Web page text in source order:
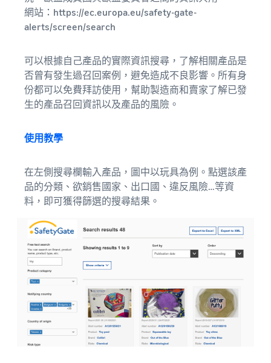
網站：https://ec.europa.eu/safety-gate-
alerts/screen/search
可以根據自己產品的實際資訊搜尋，了解相關產品是
否曾有發生過召回案例，避免造成不良影響。所有身
份都可以免費拜訪使用，幫助製造商和賣家了解已發
生的產品召回資訊以及產品的風險。
使用教學
在左側搜尋欄輸入產品，圖中以玩具為例。點選該產
品的分類、欲銷售國家、出口國、違反風險…等資
料，即可獲得篩選的搜尋結果。